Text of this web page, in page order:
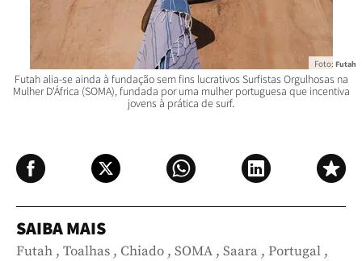
Futah alia-se ainda à fundação sem fins lucrativos Surfistas Orgulhosas na
Mulher D'África (SOMA), fundada por uma mulher portuguesa que incentiva
jovens à prática de surf.
Foto: Futah
SAIBA MAIS
Futah , Toalhas , Chiado , SOMA , Saara , Portugal ,